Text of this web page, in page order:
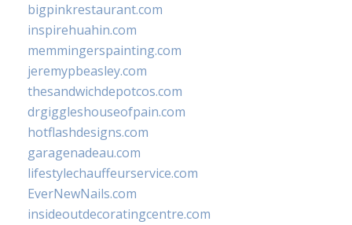
bigpinkrestaurant.com
inspirehuahin.com
memmingerspainting.com
jeremypbeasley.com
thesandwichdepotcos.com
drgiggleshouseofpain.com
hotflashdesigns.com
garagenadeau.com
lifestylechauffeurservice.com
EverNewNails.com
insideoutdecoratingcentre.com